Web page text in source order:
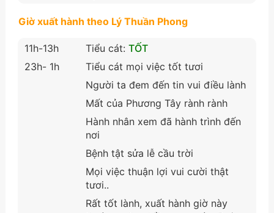
Giờ xuất hành theo Lý Thuần Phong
11h-13h
23h- 1h
Tiểu cát: TỐT
Tiểu cát mọi việc tốt tươi
Người ta đem đến tin vui điều lành
Mất của Phương Tây rành rành
Hành nhân xem đã hành trình đến
nơi
Bệnh tật sửa lễ cầu trời
Mọi việc thuận lợi vui cười thật
tươi..
Rất tốt lành, xuất hành giờ này